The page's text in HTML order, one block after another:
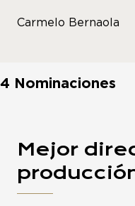
Carmelo Bernaola
4 Nominaciones
Mejor